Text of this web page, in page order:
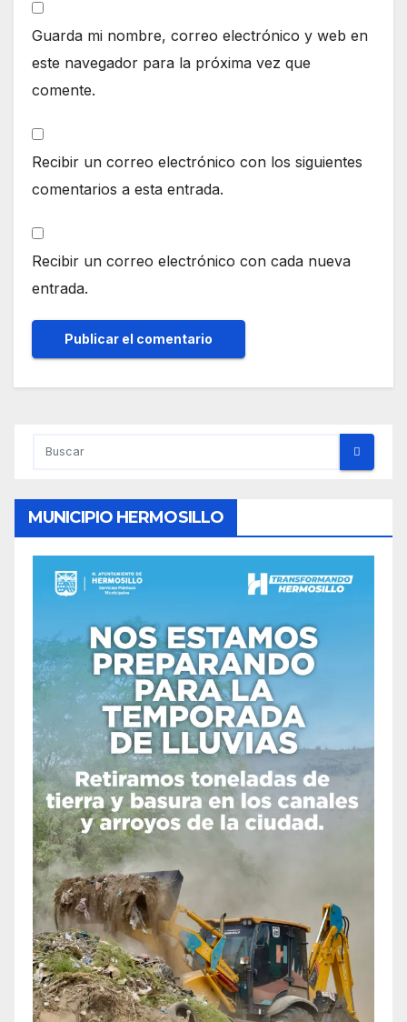
Guarda mi nombre, correo electrónico y web en
este navegador para la próxima vez que
comente.
Recibir un correo electrónico con los siguientes
comentarios a esta entrada.
Recibir un correo electrónico con cada nueva
entrada.
MUNICIPIO HERMOSILLO